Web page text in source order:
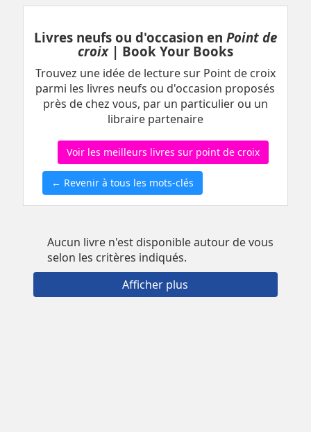
Livres neufs ou d'occasion en Point de
croix| Book Your Books
Trouvez une idée de lecture sur Point de croix
parmi les livres neufs ou d'occasion proposés
près de chez vous, par un particulier ou un
libraire partenaire
Voir les meilleurs livres sur point de croix
← Revenir à tous les mots-clés
Aucun livre n'est disponible autour de vous
selon les critères indiqués.
Afficher plus